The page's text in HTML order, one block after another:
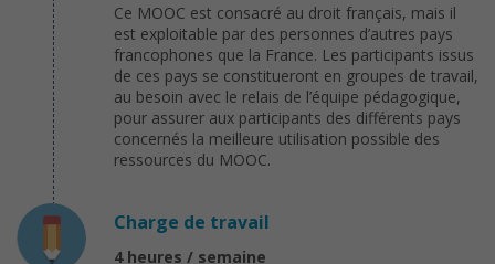
Ce MOOC est consacré au droit français, mais il
est exploitable par des personnes d’autres pays
francophones que la France. Les participants issus
de ces pays se constitueront en groupes de travail,
au besoin avec le relais de l’équipe pédagogique,
pour assurer aux participants des différents pays
concernés la meilleure utilisation possible des
ressources du MOOC.
Charge de travail
4 heures / semaine